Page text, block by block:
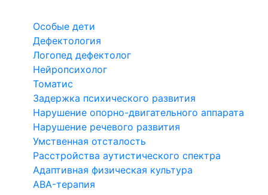
Особые дети
Дефектология
Логопед дефектолог
Нейропсихолог
Томатис
Задержка психического развития
Нарушение опорно-двигательного аппарата
Нарушение речевого развития
Умственная отсталость
Расстройства аутистического спектра
Адаптивная физическая культура
ABA-терапия